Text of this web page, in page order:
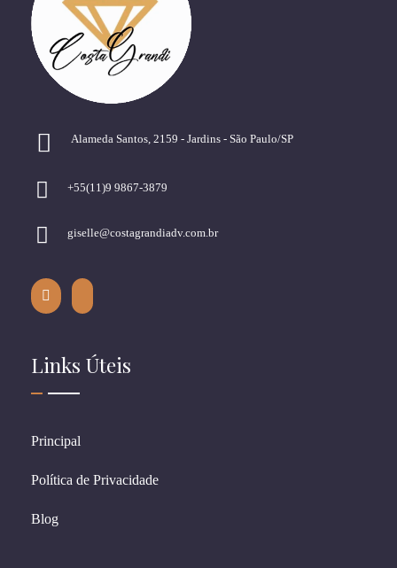
Alameda Santos, 2159 - Jardins - São Paulo/SP
+55(11)9 9867-3879
giselle@costagrandiadv.com.br
Links Úteis
Principal
Política de Privacidade
Blog